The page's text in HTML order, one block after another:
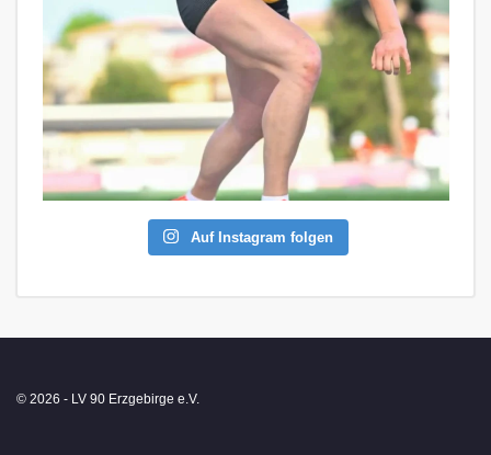
Auf Instagram folgen
© 2026 - LV 90 Erzgebirge e.V.